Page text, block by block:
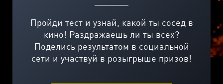
Пройди тест и узнай, какой ты сосед в
кино! Раздражаешь ли ты всех?
Поделись результатом в социальной
сети и участвуй в розыгрыше призов!